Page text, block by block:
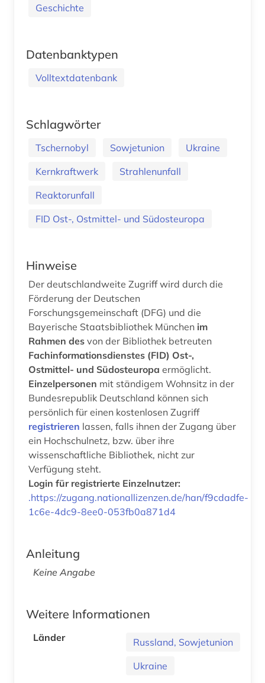
Geschichte
Datenbanktypen
Volltextdatenbank
Schlagwörter
Tschernobyl Sowjetunion
Ukraine
Kernkraftwerk
Strahlenunfall
Reaktorunfall
FID Ost-, Ostmittel- und Südosteuropa
Hinweise
Der deutschlandweite Zugriff wird durch die
Förderung der Deutschen
Forschungsgemeinschaft (DFG) und die
Bayerische Staatsbibliothek München im
Rahmen des von der Bibliothek betreuten
Fachinformationsdienstes (FID) Ost-,
Ostmittel- und Südosteuropa ermöglicht.
Einzelpersonen mit ständigem Wohnsitz in der
Bundesrepublik Deutschland können sich
persönlich für einen kostenlosen Zugriff
registrieren lassen, falls ihnen der Zugang über
ein Hochschulnetz, bzw. über ihre
wissenschaftliche Bibliothek, nicht zur
Verfügung steht.
Login für registrierte Einzelnutzer:
.https://zugang.nationallizenzen.de/han/f9cdadfe-
1c6e-4dc9-8ee0-053fb0a871d4
Anleitung
Keine Angabe
Weitere Informationen
Länder
Russland, Sowjetunion
Ukraine